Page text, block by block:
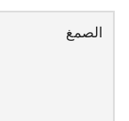
الصمغ